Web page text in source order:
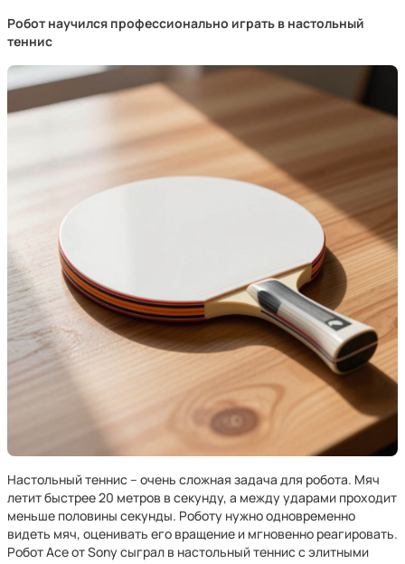
Робот научился профессионально играть в настольный
теннис
Настольный теннис – очень сложная задача для робота. Мяч
летит быстрее 20 метров в секунду, а между ударами проходит
меньше половины секунды. Роботу нужно одновременно
видеть мяч, оценивать его вращение и мгновенно реагировать.
Робот Ace от Sony сыграл в настольный теннис с элитными